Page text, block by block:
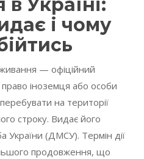
і чому
— офіційний
іноземця або особи
на території
строку. Видає його
України (ДМСУ). Термін дії
продовження, що